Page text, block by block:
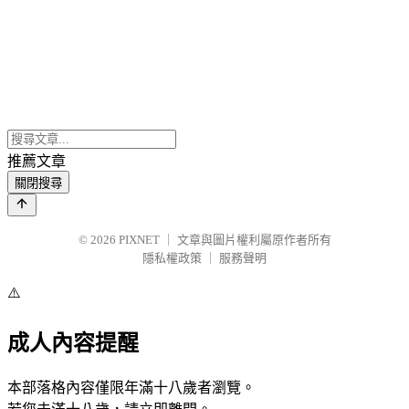
推薦文章
關閉搜尋
© 2026 PIXNET
文章與圖片權利屬原作者所有
隱私權政策
服務聲明
⚠️
成人內容提醒
本部落格內容僅限年滿十八歲者瀏覽。